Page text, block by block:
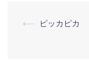
⟵ ピッカピカ